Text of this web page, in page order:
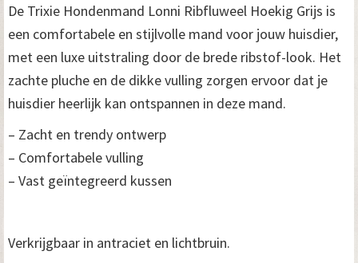
De Trixie Hondenmand Lonni Ribfluweel Hoekig Grijs is
een comfortabele en stijlvolle mand voor jouw huisdier,
met een luxe uitstraling door de brede ribstof-look. Het
zachte pluche en de dikke vulling zorgen ervoor dat je
huisdier heerlijk kan ontspannen in deze mand.
– Zacht en trendy ontwerp
– Comfortabele vulling
– Vast geïntegreerd kussen
Verkrijgbaar in antraciet en lichtbruin.